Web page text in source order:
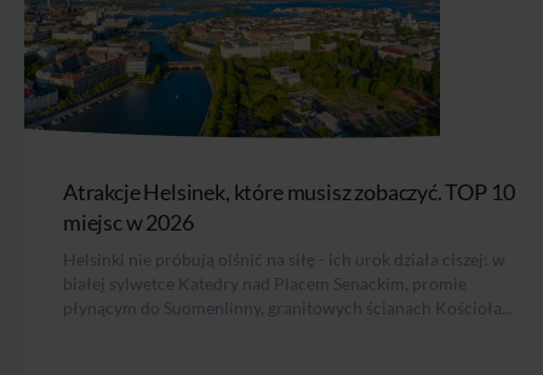
Atrakcje Helsinek, które musisz zobaczyć. TOP 10
miejsc w 2026
Helsinki nie próbują olśnić na siłę - ich urok działa ciszej: w
białej sylwetce Katedry nad Placem Senackim, promie
płynącym do Suomenlinny, granitowych ścianach Kościoła...